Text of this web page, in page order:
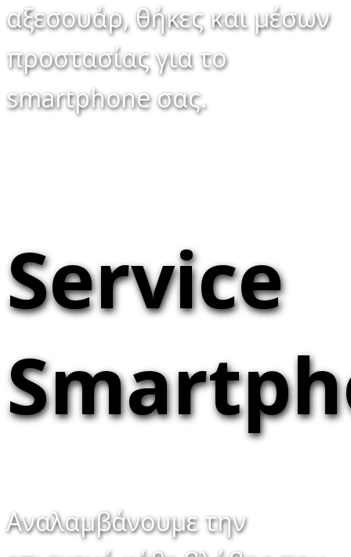
αξεσουάρ, θήκες και μέσων
προστασίας για το
smartphone σας.
Service
Αναλαμβάνουμε την